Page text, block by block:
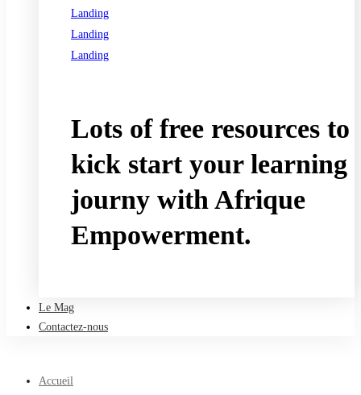
Landing
Landing
Landing
Lots of free resources to
kick start your learning
journy with Afrique
Empowerment.
Le Mag
Contactez-nous
Accueil